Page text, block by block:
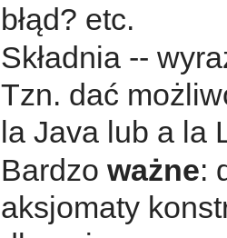
błąd? etc.
Składnia --
Tzn. dać
la Java lub a la
Bardzoważne:
aksjomaty